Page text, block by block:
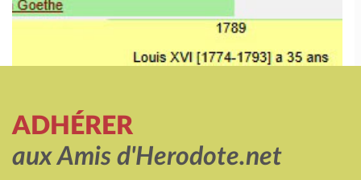
ADHÉRER
aux Amis d'Herodote.net